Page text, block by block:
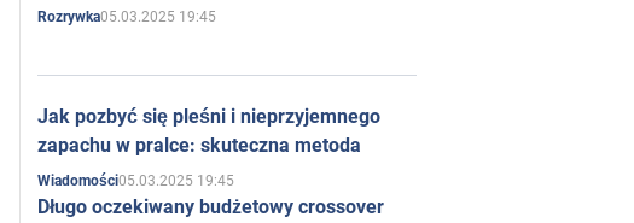
Rozrywka05.03.2025 19:45
Jak pozbyć się pleśni i nieprzyjemnego
zapachu w pralce: skuteczna metoda
Wiadomości05.03.2025 19:45
Długo oczekiwany budżetowy crossover